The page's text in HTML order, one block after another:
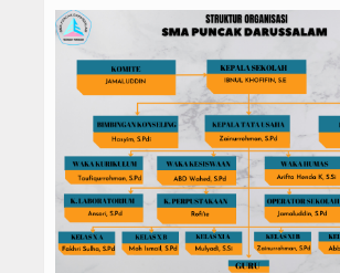
Gaya Hidup Berkelanjutan
Bangunlah Jiwa dan Raganya
Suara Demokrasi
Media Cyto Farma
Kewirausahaan
Galeri